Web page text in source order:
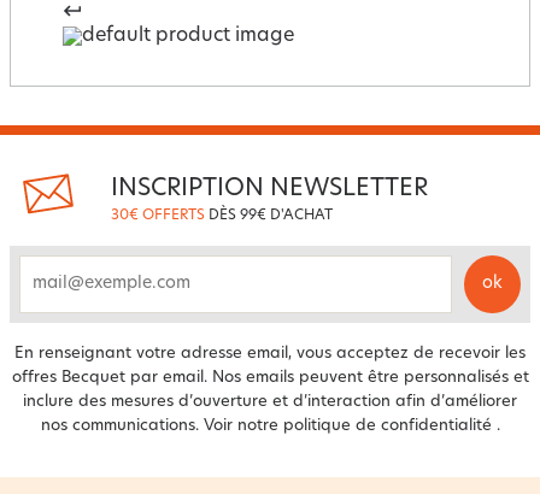
INSCRIPTION NEWSLETTER
30€ OFFERTS DÈS 99€ D'ACHAT
ok
En renseignant votre adresse email, vous acceptez de recevoir les
offres Becquet par email. Nos emails peuvent être personnalisés et
inclure des mesures d’ouverture et d’interaction afin d’améliorer
nos communications. Voir notre politique de confidentialité .